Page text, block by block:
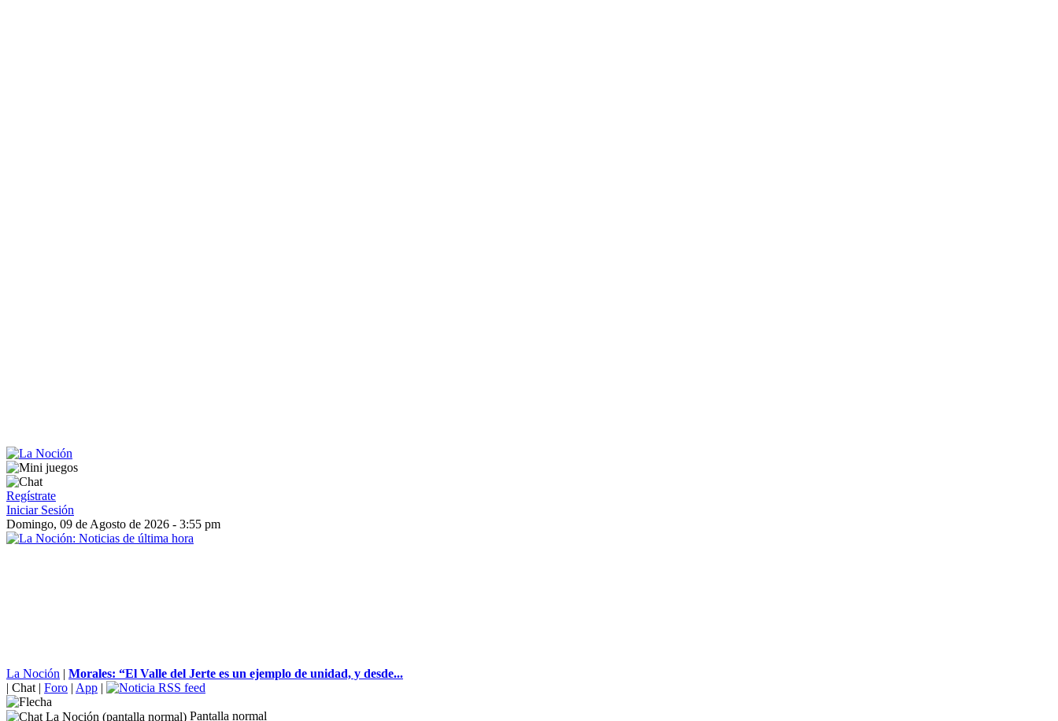
Regístrate
Iniciar Sesión
Domingo, 09 de Agosto de 2026 - 3:55 pm
La Noción | Morales: “El Valle del Jerte es un ejemplo de unidad, y desde...
| Chat | Foro | App |
Pantalla normal